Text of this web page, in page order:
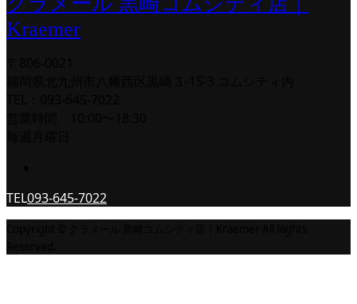
Kraemer
TEL093-645-7022